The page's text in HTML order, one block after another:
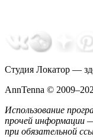
Студия Локатор —
AnnTenna ©
Использование
прочей информации
при обязательной